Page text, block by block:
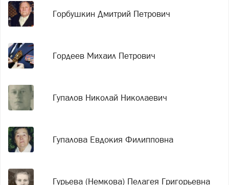
Горбушкин Дмитрий Петрович
Гордеев Михаил Петрович
Гупалов Николай Николаевич
Гупалова Евдокия Филипповна
Гурьева (Немкова) Пелагея Григорьевна